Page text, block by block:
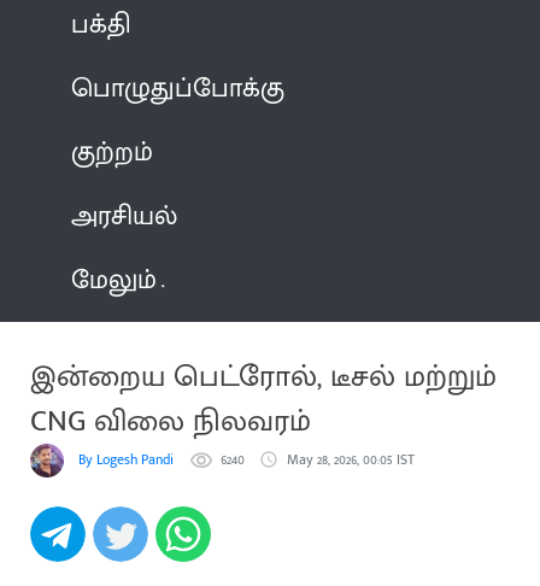
பக்தி
பொழுதுப்போக்கு
குற்றம்
அரசியல்
மேலும்
இன்றைய பெட்ரோல், டீசல் மற்றும்
CNG விலை நிலவரம்
By Logesh Pandi 6240 May 28, 2026, 00:05 IST